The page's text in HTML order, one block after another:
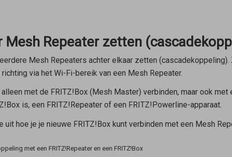
Mesh Repeater zetten
Mesh Repeaters achter elkaar zetten
via het Wi-Fi-bereik van een Mesh Repeater.
met de FRITZ!Box ( Mesh Master) verbinden, maar ook met
is, een FRITZ!Repeater of een FRITZ!Powerline-apparaat.
uit hoe je je nieuwe FRITZ!Box kunt verbinden met een Mesh
met een FRITZ!Repeater en een FRITZ!Box